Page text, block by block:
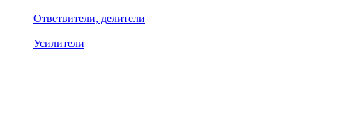
Ответвители, делители
Усилители